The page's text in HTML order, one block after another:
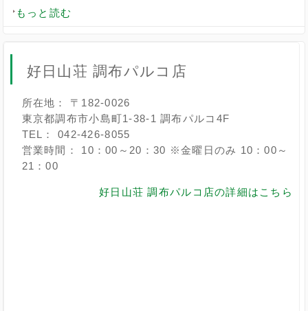
もっと読む
好日山荘 調布パルコ店
所在地： 〒182-0026
東京都調布市小島町1-38-1 調布パルコ4F
TEL： 042-426-8055
営業時間： 10：00～20：30 ※金曜日のみ 10：00～
21：00
好日山荘 調布パルコ店の詳細はこちら